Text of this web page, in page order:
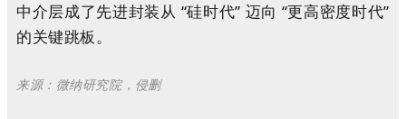
中介层成了先进封装从 “硅时代” 迈向 “更高密度时代”
的关键跳板。
来源：微纳研究院， 侵删